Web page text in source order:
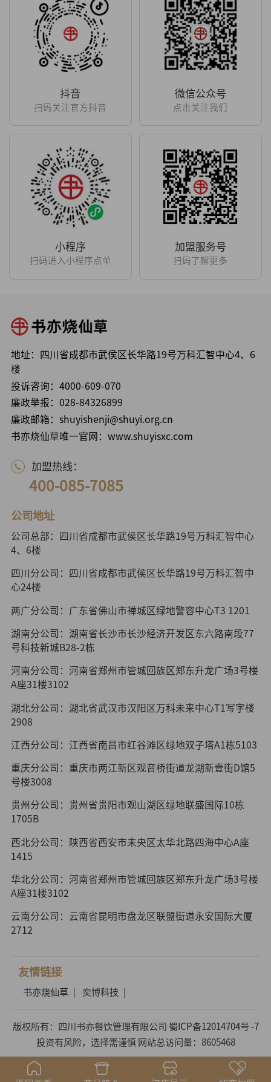
抖音
扫码关注官方抖音
微信公众号
点击关注我们
小程序
扫码进入小程序点单
加盟服务号
扫码了解更多
地址：四川省成都市武侯区长华路19号万科汇智中心4、6
楼
投诉咨询： 4000-609-070
廉政举报： 028-84326899
廉政邮箱：shuyishenji@shuyi.org.cn
书亦烧仙草唯一官网：www.shuyisxc.com
加盟热线：
400-085-7085
公司地址
公司总部：四川省成都市武侯区长华路19号万科汇智中心
4、6楼
四川分公司：四川省成都市武侯区长华路19号万科汇智中
心24楼
两广分公司：广东省佛山市禅城区绿地警容中心T3 1201
湖南分公司：湖南省长沙市长沙经济开发区东六路南段77
号科技新城B28-2栋
河南分公司：河南省郑州市管城回族区郑东升龙广场3号楼
A座31楼3102
湖北分公司：湖北省武汉市汉阳区万科未来中心T1写字楼
2908
江西分公司：江西省南昌市红谷滩区绿地双子塔A1栋5103
重庆分公司：重庆市两江新区观音桥街道龙湖新壹街D馆5
号楼3008
贵州分公司：贵州省贵阳市观山湖区绿地联盛国际10栋
1705B
西北分公司：陕西省西安市未央区太华北路四海中心A座
1415
华北分公司：河南省郑州市管城回族区郑东升龙广场3号楼
A座31楼3102
云南分公司：云南省昆明市盘龙区联盟街道永安国际大厦
2712
友情链接
书亦烧仙草 奕博科技
版权所有：四川书亦餐饮管理有限公司 蜀ICP备12014704号 -7
投资有风险，选择需谨慎 网站总访问量：8605468